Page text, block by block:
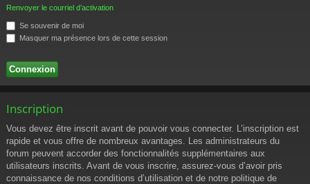
Renvoyer le courriel d’activation
Se souvenir de moi
Masquer ma présence lors de cette session
Inscription
Vous devez être inscrit avant de pouvoir vous connecter. L’inscription est
rapide et vous offre de nombreux avantages. Les administrateurs du
forum peuvent accorder des fonctionnalités supplémentaires aux
utilisateurs inscrits. Avant de vous inscrire, assurez-vous d’avoir pris
connaissance de nos conditions d’utilisation et de notre politique de